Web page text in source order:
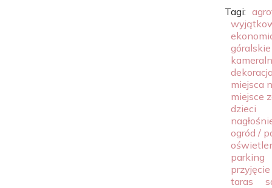
Tagi:
góralskie
miejsca
miejsce
dzieci
ogród /
parking
taras